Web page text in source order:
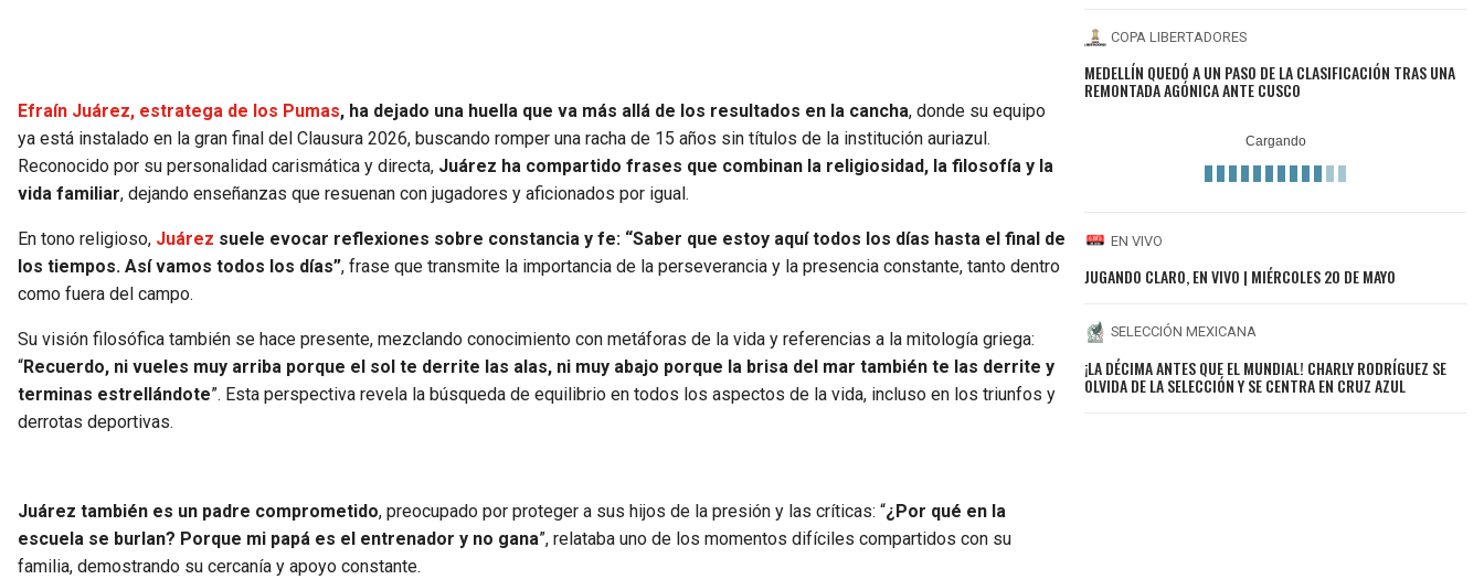
Efraín Juárez, estratega de los Pumas, ha dejado una huella que va más allá de los resultados en la cancha, donde su equipo
ya está instalado en la gran final del Clausura 2026, buscando romper una racha de 15 años sin títulos de la institución auriazul.
Reconocido por su personalidad carismática y directa, Juárez ha compartido frases que combinan la religiosidad, la filosofía y la
vida familiar, dejando enseñanzas que resuenan con jugadores y aficionados por igual.
En tono religioso, Juárez suele evocar reflexiones sobre constancia y fe: “Saber que estoy aquí todos los días hasta el final de
los tiempos. Así vamos todos los días”, frase que transmite la importancia de la perseverancia y la presencia constante, tanto dentro
como fuera del campo.
Su visión filosófica también se hace presente, mezclando conocimiento con metáforas de la vida y referencias a la mitología griega:
“Recuerdo, ni vueles muy arriba porque el sol te derrite las alas, ni muy abajo porque la brisa del mar también te las derrite y
terminas estrellándote”. Esta perspectiva revela la búsqueda de equilibrio en todos los aspectos de la vida, incluso en los triunfos y
derrotas deportivas.
Juárez también es un padre comprometido, preocupado por proteger a sus hijos de la presión y las críticas: “¿Por qué en la
escuela se burlan? Porque mi papá es el entrenador y no gana”, relataba uno de los momentos difíciles compartidos con su
familia, demostrando su cercanía y apoyo constante.
COPA LIBERTADORES
MEDELLÍN QUEDÓ A UN PASO DE LA CLASIFICACIÓN TRAS UNA
REMONTADA AGÓNICA ANTE CUSCO
EN VIVO
JUGANDO CLARO, EN VIVO | MIÉRCOLES 20 DE MAYO
SELECCIÓN MEXICANA
¡LA DÉCIMA ANTES QUE EL MUNDIAL! CHARLY RODRÍGUEZ SE
OLVIDA DE LA SELECCIÓN Y SE CENTRA EN CRUZ AZUL